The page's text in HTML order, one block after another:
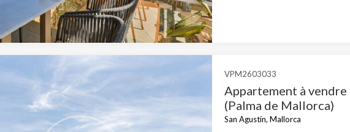
VPM2603033
Appartement à vendre
(Palma de Mallorca)
San Agustín, Mallorca
et Personnalisation
le suivi et l'analyse du comportement des utilisateurs de ce site. Les
collectées via ce type de cookies sont utilisées pour mesurer l'activité du
du service. . Ils nous permettent de sauvegarder les informations de
de l'utilisateur pour améliorer la qualité de nos services et offrir une
expérience grâce aux produits recommandés.
et Publicité